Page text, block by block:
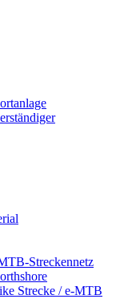
Streckennetz
Strecke / e-MTB